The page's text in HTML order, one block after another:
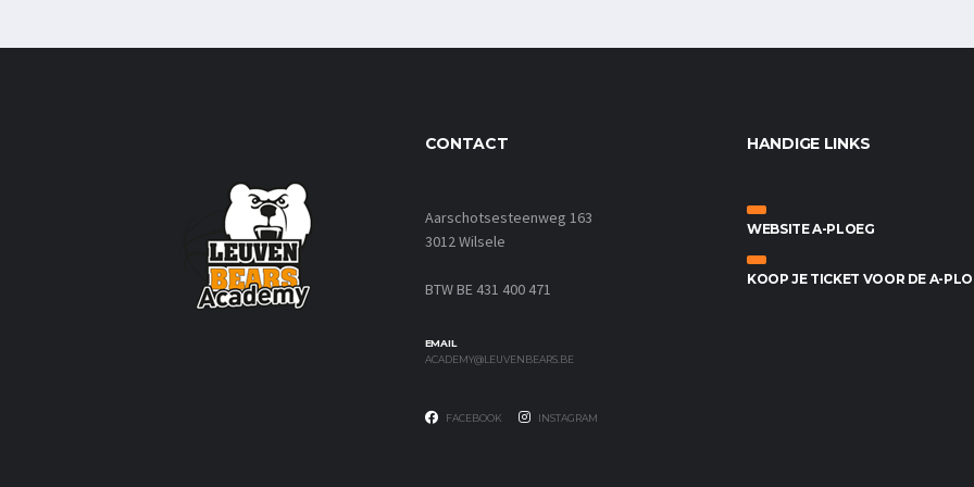
CONTACT
Aarschotsesteenweg 163
3012 Wilsele
BTW BE 431 400 471
EMAIL
ACADEMY@LEUVENBEARS.BE
FACEBOOK INSTAGRAM
HANDIGE LINKS
WEBSITE A-PLOEG
KOOP JE TICKET VOOR DE A-